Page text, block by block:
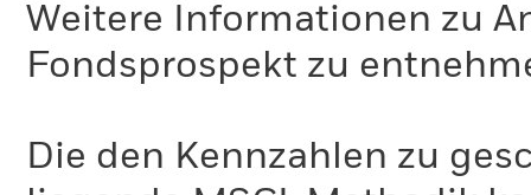
Weitere Informationen zu
Fondsprospekt zu
Die den Kennzahlen zu